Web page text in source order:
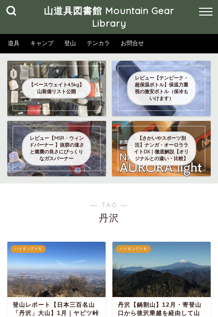
山道具図書館 Mountain Gear
Library
道具 キャンプ 登山 テンカラ お問合せ
【ベースウェイト4.5kg】
山装備リスト公開
レビュー【テンピーク・
超保温ボトル】保温力重
視の激安ボトル（保冷も
いけます）
レビュー【MSR・ウィン
ドバーナー 】抜群の速さ
と燃費の良さにびっくり
なガスバーナー
【さかいやスポーツ別
注】ナンガ・オーロララ
イトDX｜徹底解説【オリ
ジナルとの違い・比較】
― TAG ―
丹沢
ハイキングメモ
登山レポート【日本三百名山
「丹沢」大山】1月｜ヤビツ峠
ハイキングメモ
丹沢【鍋割山】12月・寄登山
口から後沢乗越を経由して山